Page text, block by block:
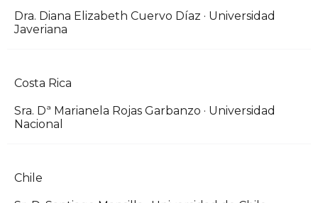
Dra. Diana Elizabeth Cuervo Díaz · Universidad
Javeriana
Costa Rica
Sra. Dª Marianela Rojas Garbanzo · Universidad
Nacional
Chile